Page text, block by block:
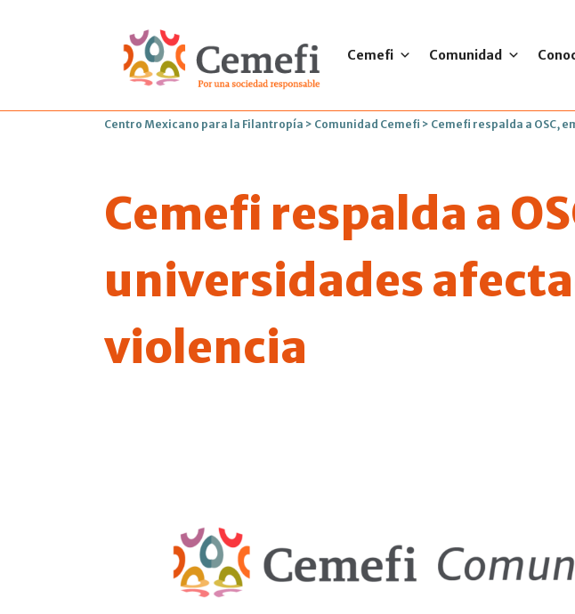
Cemefi Comunidad
Centro Mexicano para la Filantropía > Comunidad Cemefi > Cemefi respalda a OSC,
Cemefi respalda a
universidades
violencia